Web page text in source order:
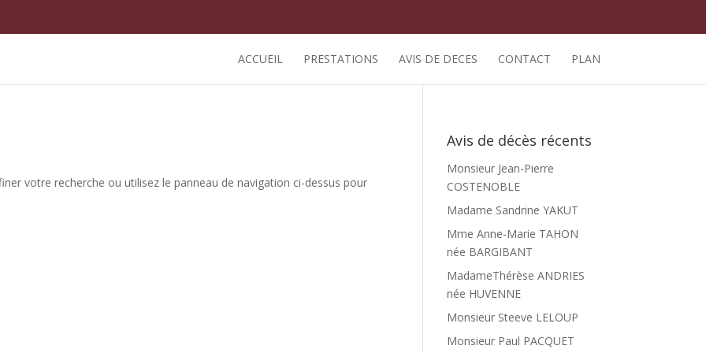
ACCUEIL PRESTATIONS AVIS DE DECES CONTACT PLAN
votre recherche ou utilisez le panneau de navigation ci-dessus pour
Avis de décès récents
Monsieur Jean-Pierre
COSTENOBLE
Madame Sandrine YAKUT
Mme Anne-Marie TAHON
née BARGIBANT
MadameThérèse ANDRIES
née HUVENNE
Monsieur Steeve LELOUP
Monsieur Paul PACQUET